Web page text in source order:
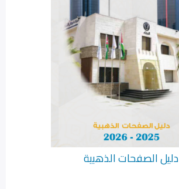
دليل الصفحات الذهبية